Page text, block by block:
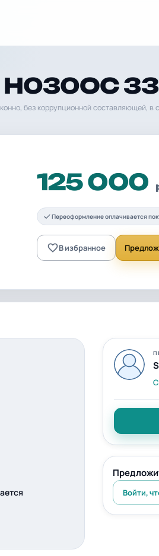
Н030ОС 33
без коррупционной составляющей, в
125 000
Переоформление оплачивается
В избранное
Войти,